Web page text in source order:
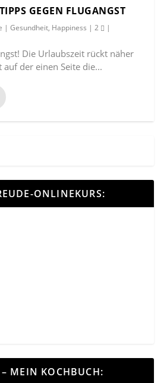
GEGEN FLUGANGST
|Gesundheit, Happiness |2 |
Die Urlaubszeit rückt näher
auf der einen Seite die...
ONLINEKURS:
MEIN KOCHBUCH: